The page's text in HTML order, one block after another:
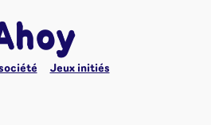
Jeux initiés